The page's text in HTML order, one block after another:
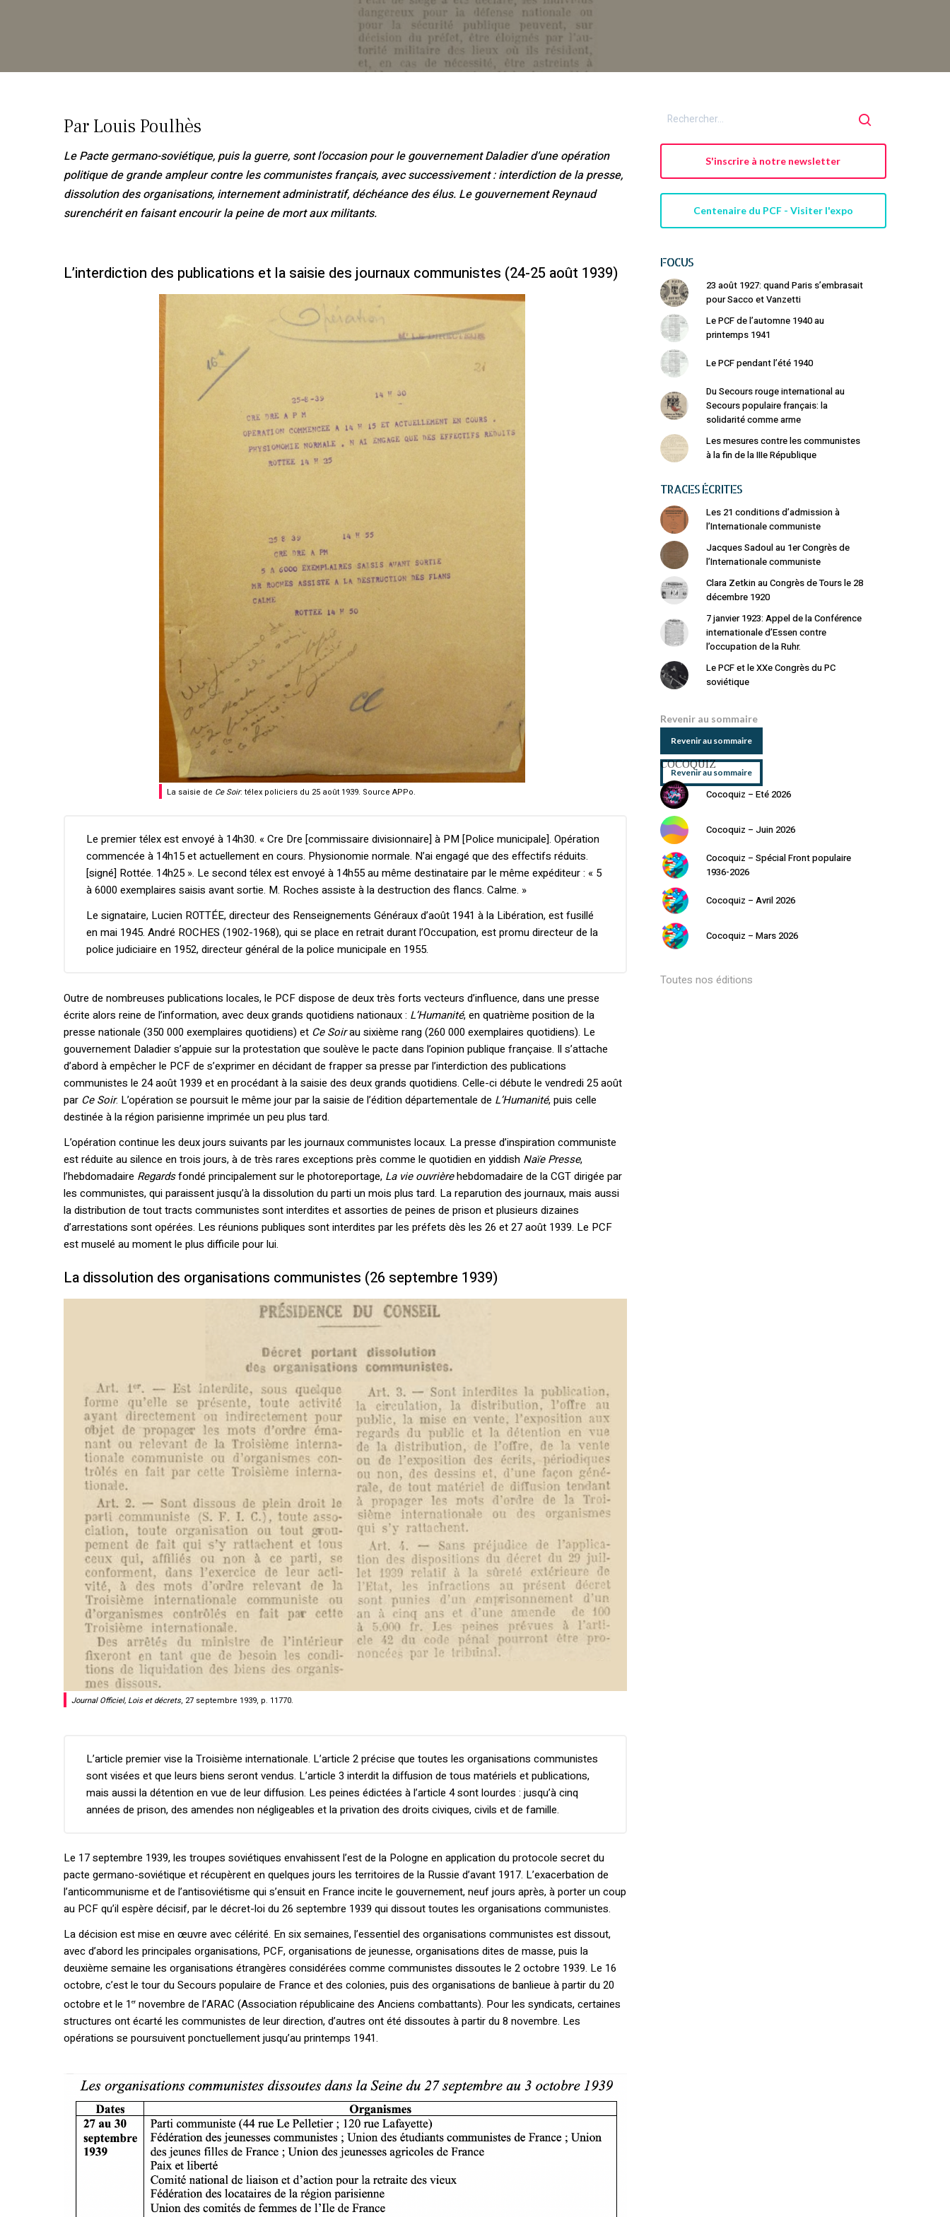
Par Louis Poulhès
Le Pacte germano-soviétique, puis la guerre, sont l’occasion pour le gouvernement Daladier d’une opération
politique de grande ampleur contre les communistes français, avec successivement : interdiction de la presse,
dissolution des organisations, internement administratif, déchéance des élus. Le gouvernement Reynaud
surenchérit en faisant encourir la peine de mort aux militants.
L’interdiction des publications et la saisie des journaux communistes (24-25 août 1939)
La saisie de Ce Soir: télex policiers du 25 août 1939. Source APPo.
Le premier télex est envoyé à 14h30. « Cre Dre [commissaire divisionnaire] à PM [Police municipale]. Opération
commencée à 14h15 et actuellement en cours. Physionomie normale. N’ai engagé que des effectifs réduits.
[signé] Rottée. 14h25 ». Le second télex est envoyé à 14h55 au même destinataire par le même expéditeur : « 5
à 6000 exemplaires saisis avant sortie. M. Roches assiste à la destruction des flancs. Calme. »
Le signataire, Lucien ROTTÉE, directeur des Renseignements Généraux d’août 1941 à la Libération, est fusillé
en mai 1945. André ROCHES (1902-1968), qui se place en retrait durant l’Occupation, est promu directeur de la
police judiciaire en 1952, directeur général de la police municipale en 1955.
Outre de nombreuses publications locales, le PCF dispose de deux très forts vecteurs d’influence, dans une presse
écrite alors reine de l’information, avec deux grands quotidiens nationaux : L’Humanité, en quatrième position de la
presse nationale (350 000 exemplaires quotidiens) et Ce Soirau sixième rang (260 000 exemplaires quotidiens). Le
gouvernement Daladier s’appuie sur la protestation que soulève le pacte dans l’opinion publique française. Il s’attache
d’abord à empêcher le PCF de s’exprimer en décidant de frapper sa presse par l’interdiction des publications
communistes le 24 août 1939 et en procédant à la saisie des deux grands quotidiens. Celle-ci débute le vendredi 25 août
par Ce Soir. L’opération se poursuit le même jour par la saisie de l’édition départementale de L’Humanité, puis celle
destinée à la région parisienne imprimée un peu plus tard.
L’opération continue les deux jours suivants par les journaux communistes locaux. La presse d’inspiration communiste
est réduite au silence en trois jours, à de très rares exceptions près comme le quotidien en yiddish Naïe Presse,
l’hebdomadaire Regardsfondé principalement sur le photoreportage, La vie ouvrièrehebdomadaire de la CGT dirigée par
les communistes, qui paraissent jusqu’à la dissolution du parti un mois plus tard. La reparution des journaux, mais aussi
la distribution de tout tracts communistes sont interdites et assorties de peines de prison et plusieurs dizaines
d’arrestations sont opérées. Les réunions publiques sont interdites par les préfets dès les 26 et 27 août 1939. Le PCF
est muselé au moment le plus difficile pour lui.
La dissolution des organisations communistes (26 septembre 1939)
Journal Officiel, Lois et décrets, 27 septembre 1939, p. 11770.
L’article premier vise la Troisième internationale. L’article 2 précise que toutes les organisations communistes
sont visées et que leurs biens seront vendus. L’article 3 interdit la diffusion de tous matériels et publications,
mais aussi la détention en vue de leur diffusion. Les peines édictées à l’article 4 sont lourdes : jusqu’à cinq
années de prison, des amendes non négligeables et la privation des droits civiques, civils et de famille.
Le 17 septembre 1939, les troupes soviétiques envahissent l’est de la Pologne en application du protocole secret du
pacte germano-soviétique et récupèrent en quelques jours les territoires de la Russie d’avant 1917. L’exacerbation de
l’anticommunisme et de l’antisoviétisme qui s’ensuit en France incite le gouvernement, neuf jours après, à porter un coup
au PCF qu’il espère décisif, par le décret-loi du 26 septembre 1939 qui dissout toutes les organisations communistes.
La décision est mise en œuvre avec célérité. En six semaines, l’essentiel des organisations communistes est dissout,
avec d’abord les principales organisations, PCF, organisations de jeunesse, organisations dites de masse, puis la
deuxième semaine les organisations étrangères considérées comme communistes dissoutes le 2 octobre 1939. Le 16
octobre, c’est le tour du Secours populaire de France et des colonies, puis des organisations de banlieue à partir du 20
octobre et le 1er novembre de l’ARAC (Association républicaine des Anciens combattants). Pour les syndicats, certaines
structures ont écarté les communistes de leur direction, d’autres ont été dissoutes à partir du 8 novembre. Les
opérations se poursuivent ponctuellement jusqu’au printemps 1941.
S'inscrire à notre newsletter
Centenaire du PCF - Visiter l'expo
FOCUS
23 août 1927: quand Paris s’embrasait
pour Sacco et Vanzetti
Le PCF de l’automne 1940 au
printemps 1941
Le PCF pendant l’été 1940
Du Secours rouge international au
Secours populaire français: la
solidarité comme arme
Les mesures contre les communistes
à la fin de la IIIe République
TRACES ÉCRITES
Les 21 conditions d’admission à
l’Internationale communiste
Jacques Sadoul au 1er Congrès de
l’Internationale communiste
Clara Zetkin au Congrès de Tours le 28
décembre 1920
7 janvier 1923: Appel de la Conférence
internationale d’Essen contre
l’occupation de la Ruhr.
Le PCF et le XXe Congrès du PC
soviétique
Revenir au sommaire
Revenir au sommaire
Revenir au sommaire
COCOQUIZ
Cocoquiz – Eté 2026
Cocoquiz – Juin 2026
Cocoquiz – Spécial Front populaire
1936-2026
Cocoquiz – Avril 2026
Cocoquiz – Mars 2026
Toutes nos éditions